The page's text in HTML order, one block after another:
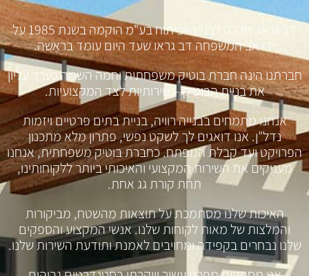
דב גראו, חברה לבנייה ופיתוח בע"מ הוקמה בשנת 1985 על
ידי אב המשפחה דב גראו שעד היום עומד בראשה.
חברתנו הינה חברת בוטיק משפחתית וחמה השמה כערך עליון
את בניית הבוטיק – שירותיות לצד המקצועיות.
אנחנו מתמחים בבנייה רוויה, בניית בתים פרטיים ויזמות
נדל"ן. אנו דואגים לך לשקט נפשי, פתרון מלא מתכנון
הפרויקט ועד קבלת המפתח. כחברת בוטיק משפחתית, אנחנו
מעניקים את השירות המקצועי והאיכותי ביותר ללקוחותינו,
תחת קורת גג אחת.
האיכות שלנו מסתמכת על תוצאות מהשטח, מביקורות
והמלצות של מאות לקוחות שלנו. אנשי המקצוע והספקים
שלנו נבחרים בקפידה ומחויבים לאמנת ותודעת השירות שלנו.